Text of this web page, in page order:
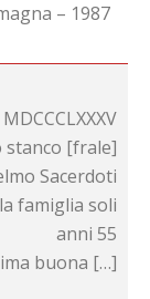
– 1987
stanco [frale]
Sacerdoti
famiglia soli
anni 55
buona […]